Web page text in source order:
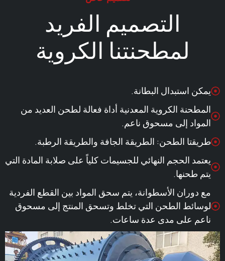
التصميم الفريد
لمطحنتنا الكروية
البطانة.
الكروية المعدنية أداة فعالة لطحن العديد من
إلى مسحوق ناعم.
الطحن: الطريقة الجافة والطريقة الرطبة.
الحجم النهائي للجسيمات كلياً على صلابة المادة التي
الأسطوانة، يتم سحق المواد بين القطع الفردية
الطحن التي تخلط وتسحق المنتج إلى مسحوق
على مدى عدة ساعات.